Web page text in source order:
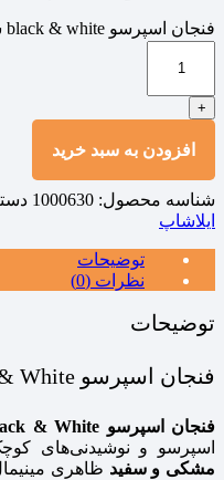
فنجان اسپرسو black & white شش عددی ایلا عدد
+
افزودن به سبد خرید
شناسه محصول: 1000630
ایلاشاپ
توضیحات
نظرات (0)
توضیحات
فنجان اسپرسو Black & White
فنجان اسپرسو Black & White
اسپرسو و نوشیدنی‌های
مشکی و سفید ظاهری